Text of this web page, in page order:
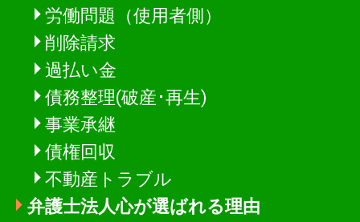
労働問題（使用者側）
削除請求
過払い金
債務整理(破産･再生)
事業承継
債権回収
不動産トラブル
弁護士法人心が選ばれる理由